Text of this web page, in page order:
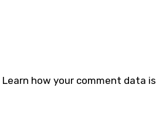
Learn how your comment data is